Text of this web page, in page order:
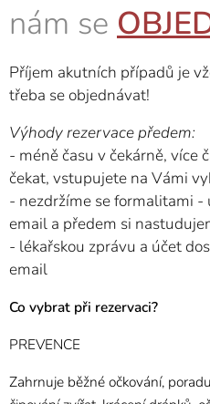
nám se
Příjem akutních případů je
třeba se objednávat!
Výhody rezervace předem:
- méně času v čekárně, více
čekat, vstupujete na Vámi
- nezdržíme se formalitami -
email a předem si
- lékařskou zprávu a účet
email
Co vybrat při rezervaci?
PREVENCE
Zahrnuje běžné očkování,